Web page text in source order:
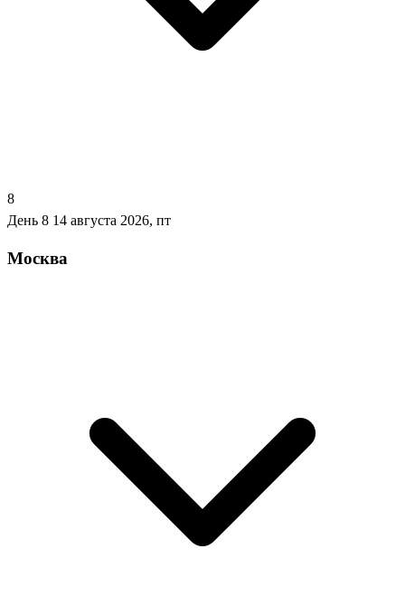
8
День 8 14 августа 2026, пт
Москва